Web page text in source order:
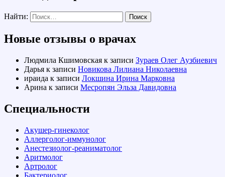
Найти:
Новые отзывы о врачах
Людмила Кшимовская к записи Зураев Олег Аузбиевич
Дарья к записи Новикова Лилиана Николаевна
ираида к записи Локшина Ирина Марковна
Арина к записи Месропян Эльза Давидовна
Специальности
Акушер-гинеколог
Аллерголог-иммунолог
Анестезиолог-реаниматолог
Аритмолог
Артролог
Бактериолог